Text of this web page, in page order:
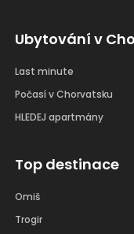
Ubytování v
Last minute
Počasí v Chorvatsku
HLEDEJ apartmány
Top destinace
Omiš
Trogir